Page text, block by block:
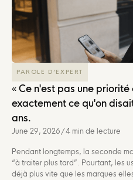
PAROLE D’EXPERT
« Ce n'est pas une
exactement ce qu'on
ans.
June 29, 2026 /4 min de lecture
Pendant longtemps, la seconde
“à traiter plus tard”. Pourtant, les
déjà plus vite que les marques